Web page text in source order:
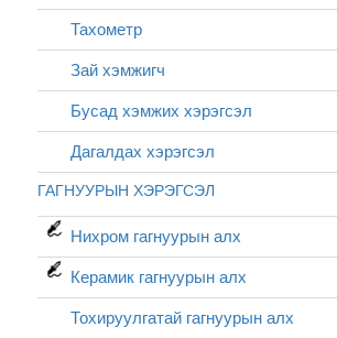
Тахометр
Зай хэмжигч
Бусад хэмжих хэрэгсэл
Дагалдах хэрэгсэл
ГАГНУУРЫН ХЭРЭГСЭЛ
Нихром гагнуурын алх
Керамик гагнуурын алх
Тохируулгатай гагнуурын алх